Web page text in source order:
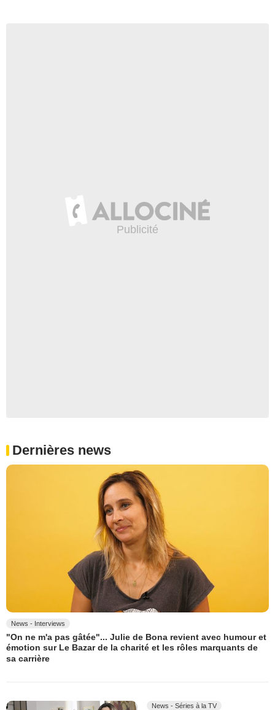
Dernières news
News - Interviews
"On ne m'a pas gâtée"... Julie de Bona revient avec humour et
émotion sur Le Bazar de la charité et les rôles marquants de
sa carrière
News - Séries à la TV